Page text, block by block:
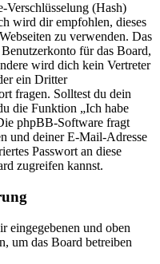
(Hash)
wird dir empfohlen, dieses
zu verwenden. Das
für das Board,
wird dich kein Vertreter
ein Dritter
fragen. Solltest du dein
die Funktion „Ich habe
phpBB-Software fragt
und deiner E-Mail-Adresse
Passwort an diese
zugreifen kannst.
eingegebenen und oben
um das Board betreiben